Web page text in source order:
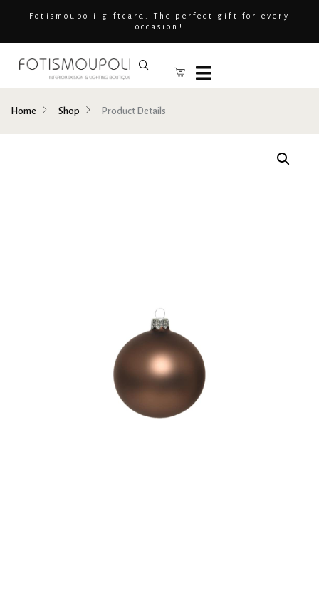
Fotismoupoli giftcard. The perfect gift for every
occasion!
Home Shop Product Details